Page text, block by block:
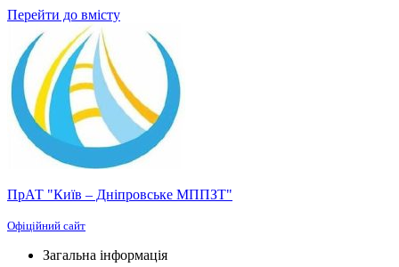
Перейти до вмісту
ПрАТ "Київ – Дніпровське МППЗТ"
Офіційний сайт
Загальна інформація